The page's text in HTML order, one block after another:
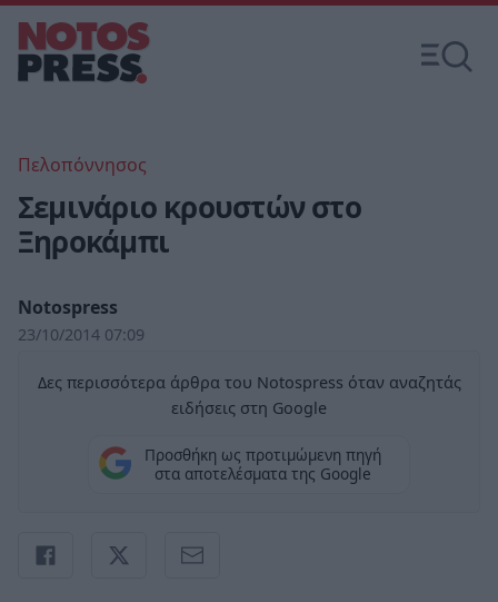
Πελοπόννησος
Σεμινάριο κρουστών στο
Ξηροκάμπι
Notospress
23/10/2014 07:09
Δες περισσότερα άρθρα του Notospress όταν αναζητάς
ειδήσεις στη Google
Προσθήκη ως προτιμώμενη πηγή
στα αποτελέσματα της Google